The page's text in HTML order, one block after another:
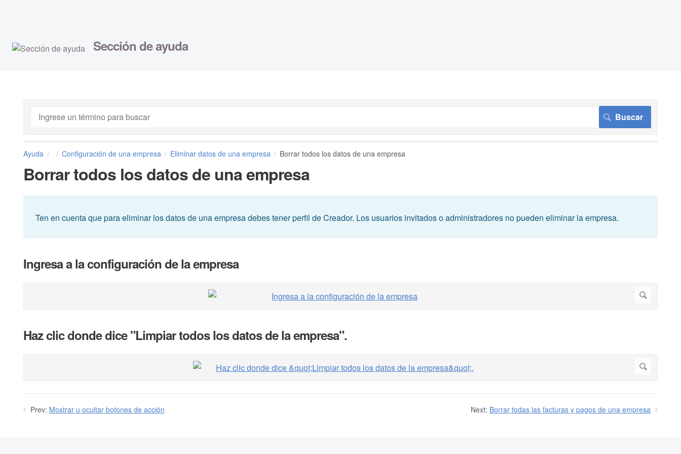
Sección de ayuda
Ayuda Configuración de una empresa Eliminar datos de una empresa Borrar todos los datos de una empresa
Borrar todos los datos de una empresa
Ten en cuenta que para eliminar los datos de una empresa debes tener perfil de Creador. Los usuarios invitados o administradores no pueden eliminar la empresa.
Ingresa a la configuración de la empresa
Haz clic donde dice "Limpiar todos los datos de la empresa".
Prev: Mostrar u ocultar botones de acción Next: Borrar todas las facturas y pagos de una empresa